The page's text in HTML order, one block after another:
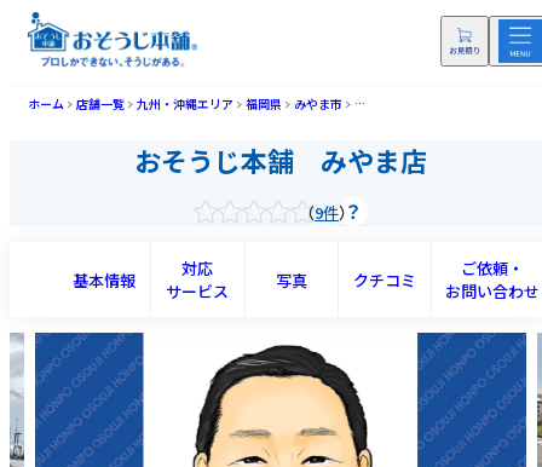
ホーム 店舗一覧 九州・沖縄エリア 福岡県 みやま市 おそうじ本舗 みやま店(ミヤマ
おそうじ本舗 みやま店
9件
基本情報
対応
サービス
写真 クチコミ
ご依頼・
お問い合わせ